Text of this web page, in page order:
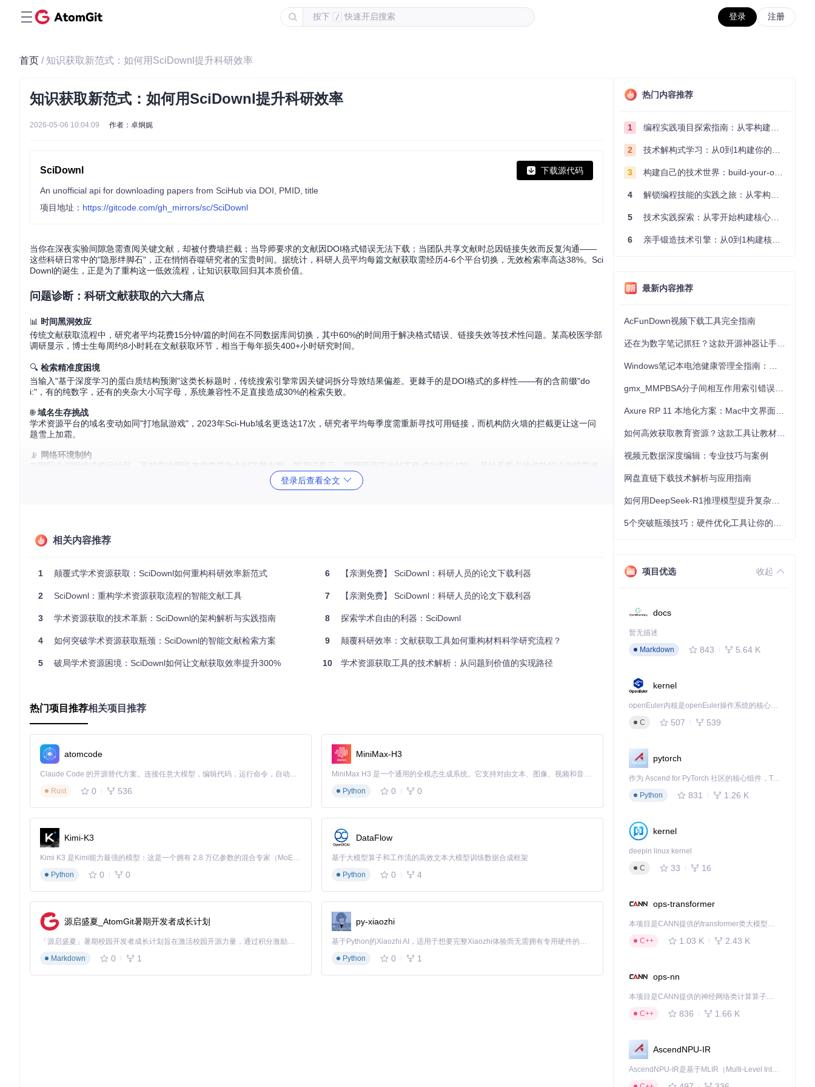
按下 / 快速开启搜索 登录 注册
首页 / 知识获取新范式：如何用SciDownl提升科研效率
知识获取新范式：如何用SciDownl提升科研效率
2026-05-06 10:04:09 作者：卓炯娓
SciDownl 下载源代码
An unofficial api for downloading papers from SciHub via DOI, PMID, title
项目地址： https://gitcode.com/gh_mirrors/sc/SciDownl
当你在深夜实验间隙急需查阅关键文献，却被付费墙拦截；当导师要求的文献因DOI格式错误无法下载；当团队共享文献时总因链接失效而反复沟通——
这些科研日常中的"隐形绊脚石"，正在悄悄吞噬研究者的宝贵时间。据统计，科研人员平均每篇文献获取需经历4-6个平台切换，无效检索率高达38%。Sci
Downl的诞生，正是为了重构这一低效流程，让知识获取回归其本质价值。
问题诊断：科研文献获取的六大痛点
📊 时间黑洞效应
传统文献获取流程中，研究者平均花费15分钟/篇的时间在不同数据库间切换，其中60%的时间用于解决格式错误、链接失效等技术性问题。某高校医学部
调研显示，博士生每周约8小时耗在文献获取环节，相当于每年损失400+小时研究时间。
🔍 检索精准度困境
当输入"基于深度学习的蛋白质结构预测"这类长标题时，传统搜索引擎常因关键词拆分导致结果偏差。更棘手的是DOI格式的多样性——有的含前缀"do
i:"，有的纯数字，还有的夹杂大小写字母，系统兼容性不足直接造成30%的检索失败。
🌐域名生存挑战
学术资源平台的域名变动如同"打地鼠游戏"，2023年Sci-Hub域名更迭达17次，研究者平均每季度需重新寻找可用链接，而机构防火墙的拦截更让这一问
题雪上加霜。
📡 网络环境制约
在国际会议现场或偏远地区，不稳定的网络连接常导致文献下载中断。某调研显示，弱网环境下文献下载成功率仅42%，且缺乏断点续传功能迫使研究者
⚙️配置门槛障碍
创新方案：SciDownl的五大突破性设计
当用户输入任意格式的文献标识（DOI/PMID/标题），系统会自动启动类型识别器，通过正则表达式与特征匹配技术，在0.3秒内完成格式标准化。针对模
动态域名网络
后台通过分布式爬虫实时监控可用域名池，配合加权轮询策略实现智能切换。本地缓存的10+备用节点确保主域名失效时无缝衔接，将服务可用性维持在9
9.7%以上。这就像为文献获取配备了"自动导航系统"，无论前方道路如何变化，总能找到通畅路线。
态适配），断点续传功能使中断后恢复下载的平均耗时从8分钟缩短至45秒。
基于asyncio实现的并发调度系统，允许用户为文献设置紧急/普通/低优先级。当实验室多人共享同一实例时，系统会自动平衡资源分配，确保导师指定的
紧急文献优先处理，平均响应速度提升60%。
▶零配置部署方案
分钟降至2分钟，真正做到"开箱即用"。
场景实践：从实验室到课堂的多元应用
日常科研场景
文献急诊室
凌晨三点，生物研究员小李发现关键实验结果与某篇论文结论冲突，急需验证原始数据。通过SciDownl的DOI检索，15秒内完成文献获取，避免了整个实
某高校环境科学团队通过共享配置文件，实现了机构外文献的统一获取与本地存储。系统自动生成的文献元数据库，使团队文献查找时间从平均12分钟缩
短至90秒。
登录后查看全文
相关内容推荐
1 颠覆式学术资源获取：SciDownl如何重构科研效率新范式
2 SciDownl：重构学术资源获取流程的智能文献工具
3 学术资源获取的技术革新：SciDownl的架构解析与实践指南
4 如何突破学术资源获取瓶颈：SciDownl的智能文献检索方案
5 破局学术资源困境：SciDownl如何让文献获取效率提升300%
6 【亲测免费】 SciDownl：科研人员的论文下载利器
7 【亲测免费】 SciDownl：科研人员的论文下载利器
8 探索学术自由的利器：SciDownl
9 颠覆科研效率：文献获取工具如何重构材料科学研究流程？
10 学术资源获取工具的技术解析：从问题到价值的实现路径
热门项目推荐相关项目推荐
atomcode
Claude Code 的开源替代方案。连接任意大模型，编辑代码，运行命令，自动验证 — 全自动执行。用 Rust 构建，极致性能。 ｜ An open-source alternative to Claude Code. Connect any LLM, edit code, run commands, and verify changes — autonomously. Built in Rust for speed. Get Started
Rust
0 536
MiniMax-H3
MiniMax H3 是一个通用的全模态生成系统。它支持对由文本、图像、视频和音频组成的多模态上下文进行统一理解，并能生成分辨率高达 2K、时长可达 15 秒的带原生立体声音频的视频。得益于面向任务泛化的系统设计，H3 在预训练阶段就已具备广泛的多模态上下文理解与生成能力，能够出色地执行复杂的多模态指令。
Python
0 0
Kimi-K3
Kimi K3 是Kimi能力最强的模型：这是一个拥有 2.8 万亿参数的混合专家（MoE）模型，具备原生视觉理解能力，并支持 100 万 token 的上下文窗口。
Python
0 0
DataFlow
基于大模型算子和工作流的高效文本大模型训练数据合成框架
Python
0 4
源启盛夏_AtomGit暑期开发者成长计划
「源启盛夏」暑期校园开发者成长计划旨在激活校园开源力量，通过积分激励、认证扶持、资源倾斜等形式，引导高校组织和开发者完成「入驻 — 建项目 — 做贡献 — 获认证 — 得资源」的完整闭环。无论你是想带领社团入驻平台的组织者，还是希望用代码贡献证明自己的开发者，都能在这里找到属于你的成长路径。
Markdown
0 1
py-xiaozhi
基于Python的Xiaozhi AI，适用于想要完整Xiaozhi体验而无需拥有专用硬件的用户。
Python
0 1
热门内容推荐
1 编程实践项目探索指南：从零构建技术能力体系
2 技术解构式学习：从0到1构建你的编程知识体系
3 构建自己的技术世界：build-your-own-x项目的实践探索指南
4 解锁编程技能的实践之旅：从零构建你的技术世界
5 技术实践探索：从零开始构建核心系统的实践指南
6 亲手锻造技术引擎：从0到1构建核心系统的实践指南
最新内容推荐
AcFunDown视频下载工具完全指南
视频元数据深度编辑：专业技巧与案例
网盘直链下载技术解析与应用指南
项目优选 收起
docs
暂无描述
Markdown
843 5.64 K
kernel
openEuler内核是openEuler操作系统的核心，既是系统性能与稳定性的基石，也是连接处理器、设备与服务的桥梁。
C
507 539
pytorch
作为 Ascend for PyTorch 社区的核心组件，TorchNPU 是昇腾专为 PyTorch 打造的深度学习适配插件，使 PyTorch 框架能够直接调用昇腾 NPU，为开发者提供昇腾 AI 处理器的超强算力。
Python
831 1.26 K
kernel
deepin linux kernel
C
33 16
ops-transformer
本项目是CANN提供的transformer类大模型算子库，实现网络在NPU上加速计算。
C++
1.03 K 2.43 K
ops-nn
本项目是CANN提供的神经网络类计算算子库，实现网络在NPU上加速计算。
C++
836 1.66 K
AscendNPU-IR
AscendNPU-IR是基于MLIR（Multi-Level Intermediate Representation）构建的，面向昇腾亲和算子编译时使用的中间表示，提供昇腾完备表达能力，通过编译优化提升昇腾AI处理器计算效率，支持通过生态框架使能昇腾AI处理器与深度调优